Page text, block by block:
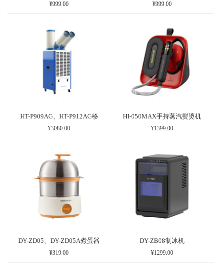
¥999.00 ¥999.00
HT-P909AG、HT-P912AG移
¥3080.00
HI-050MAX手持蒸汽熨烫机
¥1399.00
DY-ZD05、DY-ZD05A煮蛋器
¥319.00
DY-ZB08制冰机
¥1299.00